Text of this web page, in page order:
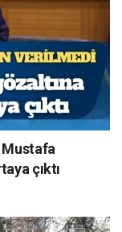
Mustafa
çıktı